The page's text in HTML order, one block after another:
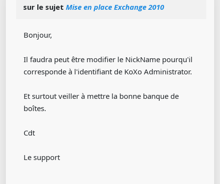
sur le sujet Mise en place Exchange 2010
Bonjour,
Il faudra peut être modifier le NickName pourqu'il
corresponde à l'identifiant de KoXo Administrator.
Et surtout veiller à mettre la bonne banque de
boîtes.
Cdt
Le support